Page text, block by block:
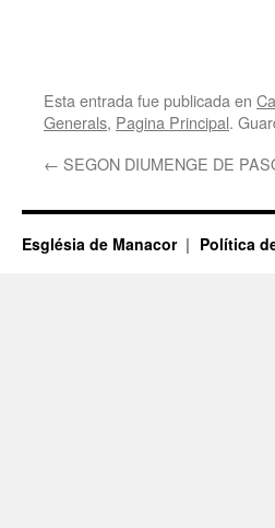
Esta entrada fue publicada en
Generals, Pagina Principal.
← SEGON DIUMENGE DE
Església de Manacor Política